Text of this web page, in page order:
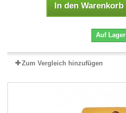
In den Warenkorb
Auf Lager
Zum Vergleich hinzufügen